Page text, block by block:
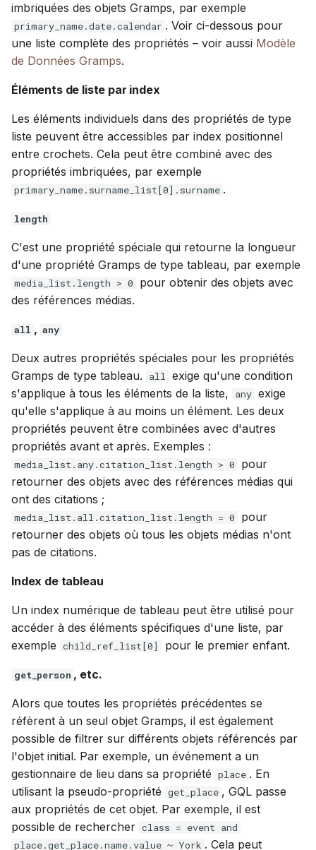
imbriquées des objets Gramps, par exemple
primary_name.date.calendar . Voir ci-dessous pour
une liste complète des propriétés – voir aussi Modèle
de Données Gramps.
Éléments de liste par index
Les éléments individuels dans des propriétés de type
liste peuvent être accessibles par index positionnel
entre crochets. Cela peut être combiné avec des
propriétés imbriquées, par exemple
primary_name.surname_list[0].surname .
length
C'est une propriété spéciale qui retourne la longueur
d'une propriété Gramps de type tableau, par exemple
media_list.length > 0
pour obtenir des objets avec
des références médias.
all , any
Deux autres propriétés spéciales pour les propriétés
Gramps de type tableau.
all exige qu'une condition
s'applique à tous les éléments de la liste,
any exige
qu'elle s'applique à au moins un élément. Les deux
propriétés peuvent être combinées avec d'autres
propriétés avant et après. Exemples :
media_list.any.citation_list.length > 0
pour
retourner des objets avec des références médias qui
ont des citations ;
media_list.all.citation_list.length = 0
pour
retourner des objets où tous les objets médias n'ont
pas de citations.
Index de tableau
Un index numérique de tableau peut être utilisé pour
accéder à des éléments spécifiques d'une liste, par
exemple child_ref_list[0] pour le premier enfant.
get_person , etc.
Alors que toutes les propriétés précédentes se
réfèrent à un seul objet Gramps, il est également
possible de filtrer sur différents objets référencés par
l'objet initial. Par exemple, un événement a un
gestionnaire de lieu dans sa propriété place . En
utilisant la pseudo-propriété get_place , GQL passe
aux propriétés de cet objet. Par exemple, il est
possible de rechercher class = event and
place.get_place.name.value ~ York . Cela peut